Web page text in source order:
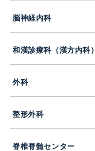
脳神経内科
和漢診療科（漢方内科）
外科
整形外科
脊椎脊髄センター